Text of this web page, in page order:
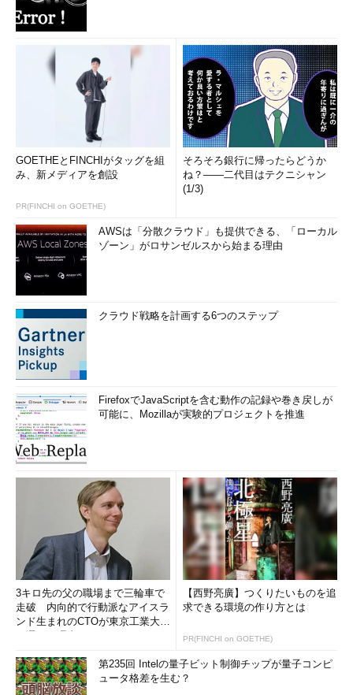
GOETHEとFINCHIがタッグを組
み、新メディアを創設
PR(FINCHI on GOETHE)
そろそろ銀行に帰ったらどうか
ね？――二代目はテクニシャン
(1/3)
AWSは「分散クラウド」も提供できる、「ローカル
ゾーン」がロサンゼルスから始まる理由
クラウド戦略を計画する6つのステップ
FirefoxでJavaScriptを含む動作の記録や巻き戻しが
可能に、Mozillaが実験的プロジェクトを推進
3キロ先の父の職場まで三輪車で
走破 内向的で行動派なアイスラ
ンド生まれのCTOが東京工業大学
【西野亮廣】つくりたいものを追
求できる環境の作り方とは
PR(FINCHI on GOETHE)
第235回 Intelの量子ビット制御チップが量子コンピ
ュータ格差を生む？